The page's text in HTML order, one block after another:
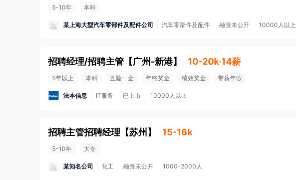
5-10年 本科
某上海大型汽车零部件及配件公司 汽车零部件及配件 融资未公开 10000人以上
招聘经理/招聘主管 【广州-新港】 10-20k·14薪
5年以上 本科 五险一金 年终奖金 绩效奖金 带薪年假
法本信息 IT服务 已上市 10000人以上
招聘主管招聘经理 【苏州 】 15-16k
5-10年 大专
某知名公司 化工 融资未公开 1000-2000人